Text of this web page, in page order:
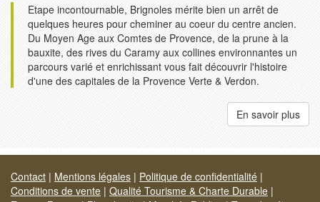
Etape incontournable, Brignoles mérite bien un arrêt de
quelques heures pour cheminer au coeur du centre ancien.
Du Moyen Age aux Comtes de Provence, de la prune à la
bauxite, des rives du Caramy aux collines environnantes un
parcours varié et enrichissant vous fait découvrir l'histoire
d'une des capitales de la Provence Verte & Verdon.
En savoir plus
Contact | Mentions légales | Politique de confidentialité |
Conditions de vente | Qualité Tourisme & Charte Durable |